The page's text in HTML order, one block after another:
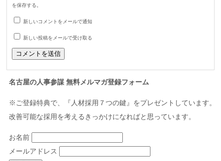
を保存する。
新しいコメントをメールで通知
新しい投稿をメールで受け取る
名古屋の人事参謀 無料メルマガ登録フォーム
※ご登録特典で、『人材採用７つの鍵』をプレゼントしています。
改善可能な採用を考えるきっかけになればと思っています。
お名前
メールアドレス